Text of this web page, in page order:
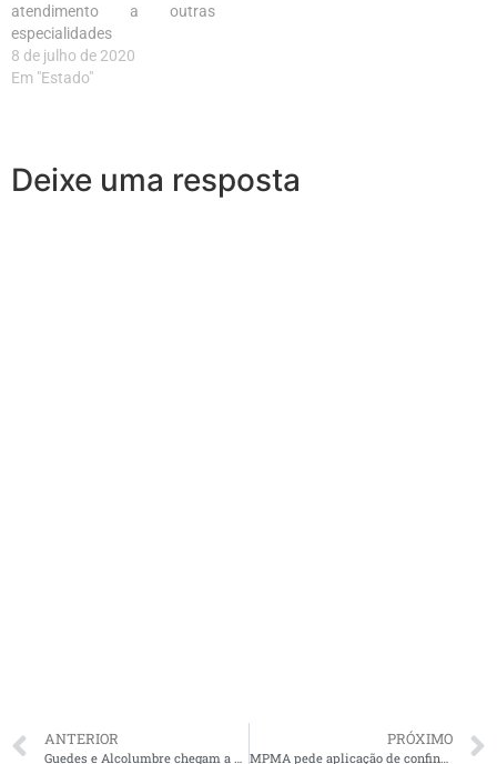
atendimento a outras
especialidades
8 de julho de 2020
Em "Estado"
Deixe uma resposta
ANTERIOR PRÓXIMO